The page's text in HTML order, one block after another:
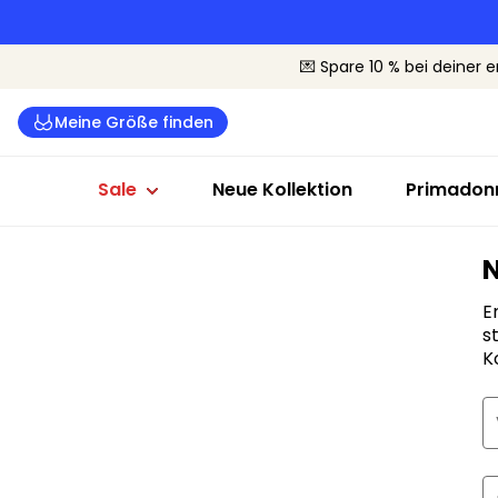
💌 Spare 10 % bei deiner
Meine Größe finden
Sale
Alle Dessous
BHs
Badeanzüge Sale
Bikinis
Sale nach
Neue Kollektion